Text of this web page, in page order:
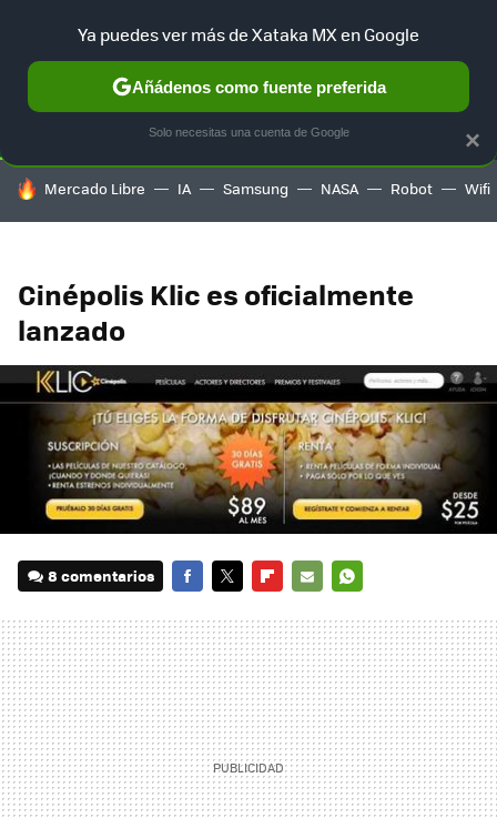
SELECCIÓN GAMING HOME AUTO TERRITORIO
HOY SE HABLA DE
Mercado Libre IA Samsung NASA Robot Wifi
Cinépolis Klic es oficialmente
lanzado
8 comentarios
MAIL
×
Ya puedes ver más de Xataka MX en Google
Añádenos como fuente preferida
Solo necesitas una cuenta de Google